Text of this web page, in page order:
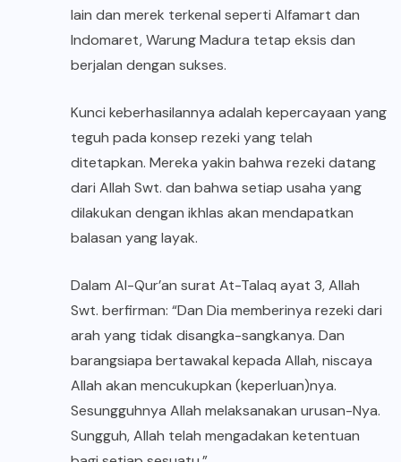
lain dan merek terkenal seperti Alfamart dan
Indomaret, Warung Madura tetap eksis dan
berjalan dengan sukses.
Kunci keberhasilannya adalah kepercayaan yang
teguh pada konsep rezeki yang telah
ditetapkan. Mereka yakin bahwa rezeki datang
dari Allah Swt. dan bahwa setiap usaha yang
dilakukan dengan ikhlas akan mendapatkan
balasan yang layak.
Dalam Al-Qur’an surat At-Talaq ayat 3, Allah
Swt. berfirman: “Dan Dia memberinya rezeki dari
arah yang tidak disangka-sangkanya. Dan
barangsiapa bertawakal kepada Allah, niscaya
Allah akan mencukupkan (keperluan)nya.
Sesungguhnya Allah melaksanakan urusan-Nya.
Sungguh, Allah telah mengadakan ketentuan